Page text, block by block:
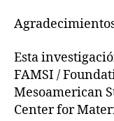
Esta
FAMSI /
Mesoamerican
Center for